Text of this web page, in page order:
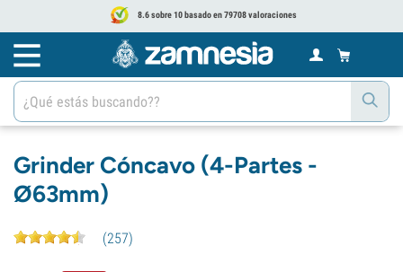
8.6 sobre 10 basado en 79708 valoraciones
Grinder Cóncavo (4-Partes -
Ø63mm)
(257)